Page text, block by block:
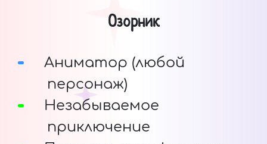
Озорник
Аниматор (любой
персонаж)
Незабываемое
приключение